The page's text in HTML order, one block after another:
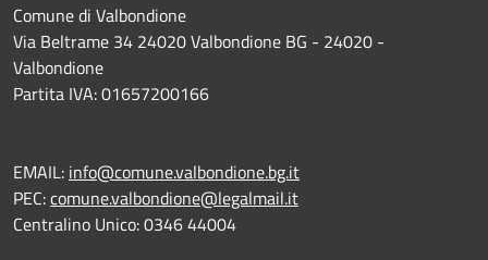
Comune di Valbondione
Via Beltrame 34 24020 Valbondione BG - 24020 -
Valbondione
Partita IVA: 01657200166
EMAIL: info@comune.valbondione.bg.it
PEC:comune.valbondione@legalmail.it
Centralino Unico: 0346 44004